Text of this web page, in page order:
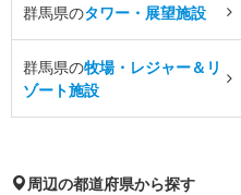
群馬県のタワー・展望施設
群馬県の牧場・レジャー＆リ
ゾート施設
周辺の都道府県から探す